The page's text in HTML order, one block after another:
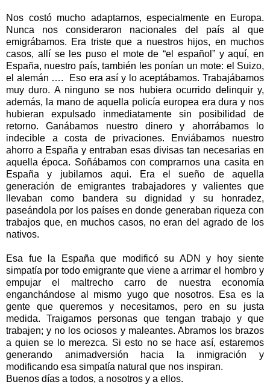
Nos costó mucho adaptarnos, especialmente en Europa.
Nunca nos consideraron nacionales del país al que
emigrábamos. Era triste que a nuestros hijos, en muchos
casos, allí se les puso el mote de “el español” y aquí, en
España, nuestro país, también les ponían un mote: el Suizo,
el alemán ….
Eso era así y lo aceptábamos. Trabajábamos
muy duro. A ninguno se nos hubiera ocurrido delinquir y,
además, la mano de aquella policía europea era dura y nos
hubieran expulsado inmediatamente sin posibilidad de
retorno. Ganábamos nuestro dinero y ahorrábamos lo
indecible a costa de privaciones. Enviábamos nuestro
ahorro a España y entraban esas divisas tan necesarias en
aquella época. Soñábamos con comprarnos una casita en
España y jubilarnos aqui. Era el sueño de aquella
generación de emigrantes trabajadores y valientes que
llevaban como bandera su dignidad y su honradez,
paseándola por los países en donde generaban riqueza con
trabajos que, en muchos casos, no eran del agrado de los
nativos.
Esa fue la España que modificó su ADN y hoy siente
simpatía por todo emigrante que viene a arrimar el hombro y
empujar el maltrecho carro de nuestra economía
enganchándose al mismo yugo que nosotros. Esa es la
gente que queremos y necesitamos, pero en su justa
medida. Traigamos personas que tengan trabajo y que
trabajen; y no los ociosos y maleantes. Abramos los brazos
a quien se lo merezca. Si esto no se hace así, estaremos
generando animadversión hacia la inmigración y
modificando esa simpatía natural que nos inspiran.
Buenos días a todos, a nosotros y a ellos.